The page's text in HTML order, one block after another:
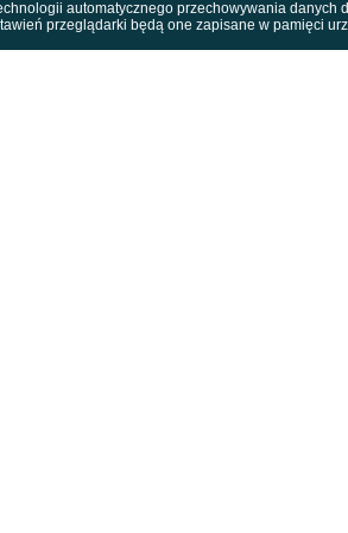
automatycznego przechowywania danych
przeglądarki będą one zapisane w pamięci